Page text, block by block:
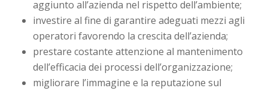
aggiunto all’azienda nel rispetto dell’ambiente;
investire al fine di garantire adeguati mezzi agli
operatori favorendo la crescita dell’azienda;
prestare costante attenzione al mantenimento
dell’efficacia dei processi dell’organizzazione;
migliorare l’immagine e la reputazione sul